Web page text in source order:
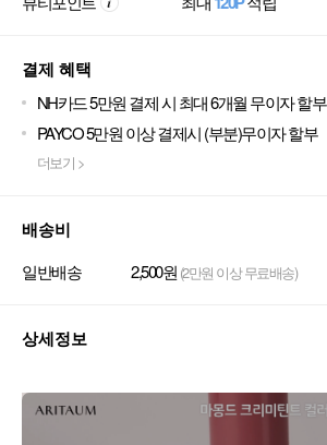
결제 혜택
NH카드 5만원 결제 시 최대 6개월 무이자 할부
PAYCO 5만원 이상 결제시 (부분)무이자 할부
더보기 >
배송비
일반배송 2,500원 (2만원 이상 무료배송)
상세정보